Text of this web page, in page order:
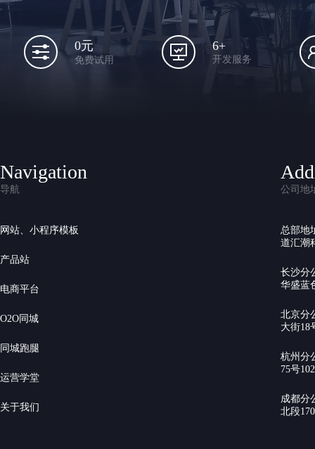
0元
免费试用
6+
开发服务
Navigation
导航
网站、小程序模板
产品站
电商平台
O2O同城
同城跑腿
运营学堂
关于我们
公司地
总部地
道汇潮
长沙分
华盛蓝
北京分
大街18
杭州分
75号
成都分
北段